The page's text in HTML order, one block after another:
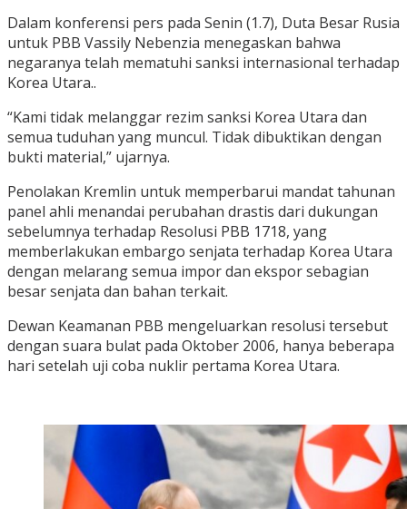
Dalam konferensi pers pada Senin (1.7), Duta Besar Rusia
untuk PBB Vassily Nebenzia menegaskan bahwa
negaranya telah mematuhi sanksi internasional terhadap
Korea Utara..
“Kami tidak melanggar rezim sanksi Korea Utara dan
semua tuduhan yang muncul. Tidak dibuktikan dengan
bukti material,” ujarnya.
Penolakan Kremlin untuk memperbarui mandat tahunan
panel ahli menandai perubahan drastis dari dukungan
sebelumnya terhadap Resolusi PBB 1718, yang
memberlakukan embargo senjata terhadap Korea Utara
dengan melarang semua impor dan ekspor sebagian
besar senjata dan bahan terkait.
Dewan Keamanan PBB mengeluarkan resolusi tersebut
dengan suara bulat pada Oktober 2006, hanya beberapa
hari setelah uji coba nuklir pertama Korea Utara.